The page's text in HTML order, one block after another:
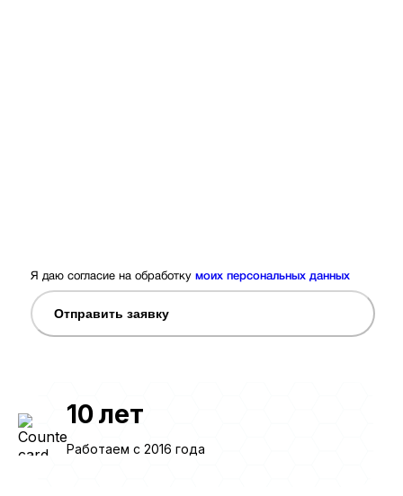
Я даю согласие на обработку моих персональных данных
Отправить заявку
10лет
Работаем с 2016 года